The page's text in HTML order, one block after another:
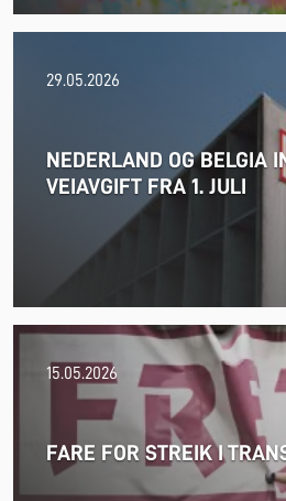
25.06.2026
29.05.2026
NEDERLAND OG BELGIA
VEIAVGIFT FRA 1. JULI
15.05.2026
FARE FOR STREIK I